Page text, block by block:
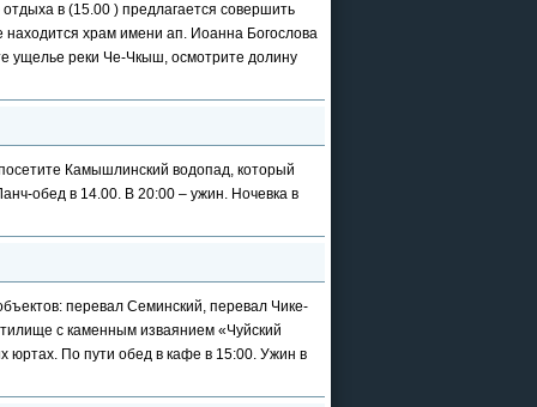
в (15.00 ) предлагается совершить
находится храм имени ап. Иоанна Богослова
ущелье реки Че-Чкыш, осмотрите долину
Камышлинский водопад, который
обед в 14.00. В 20:00 – ужин. Ночевка в
перевал Семинский, перевал Чике-
с каменным изваянием «Чуйский
юртах. По пути обед в кафе в 15:00. Ужин в